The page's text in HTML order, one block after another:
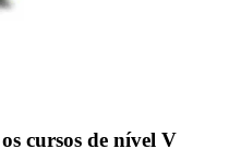
cursos de nível V